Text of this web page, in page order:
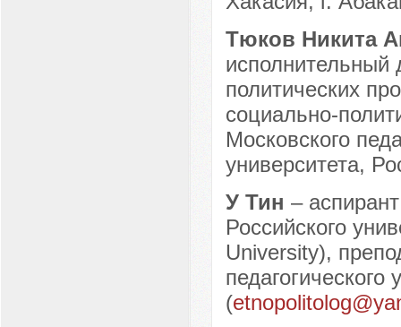
Тюков Никита
исполнительный
политических
социально-
Московского
университета,
У Тин –
Российского
University),
педагогического
(